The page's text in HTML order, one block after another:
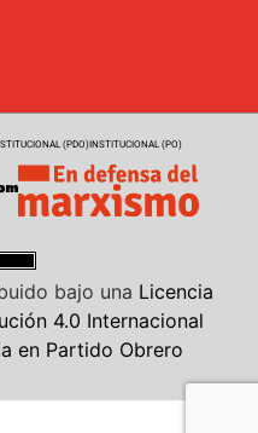
(PDO)INSTITUCIONAL (PO)
bajo una Licencia
4.0 Internacional
en Partido Obrero